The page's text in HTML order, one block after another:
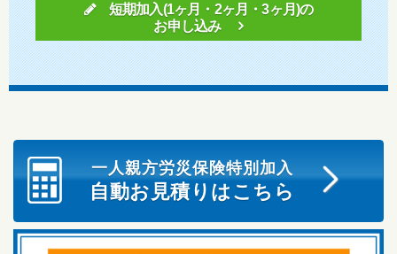
短期加入(1ヶ月・2ヶ月・3ヶ月)の
お申し込み
一人親方労災保険特別加入
自動お見積りはこちら